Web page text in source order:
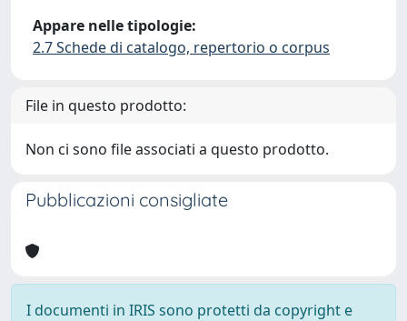
Appare nelle tipologie:
2.7 Schede di catalogo, repertorio o corpus
File in questo prodotto:
Non ci sono file associati a questo prodotto.
Pubblicazioni consigliate
I documenti in IRIS sono protetti da copyright e